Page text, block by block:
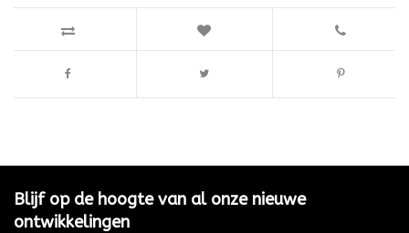
Blijf op de hoogte van al onze nieuwe
ontwikkelingen